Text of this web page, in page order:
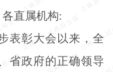
直属机构:
表彰大会以来，全
省政府的正确领导